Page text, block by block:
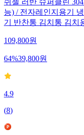
쉬젤 러반 슈퍼클린
능) / 전자레인지용기
기 반찬통 김치통 김치
109,800원
64%39,800원
4.9
(8)